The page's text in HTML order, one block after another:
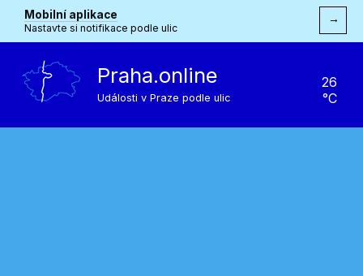
Mobilní aplikace
Nastavte si notifikace podle ulic
→
Praha.online
Události v Praze podle ulic
26
°C